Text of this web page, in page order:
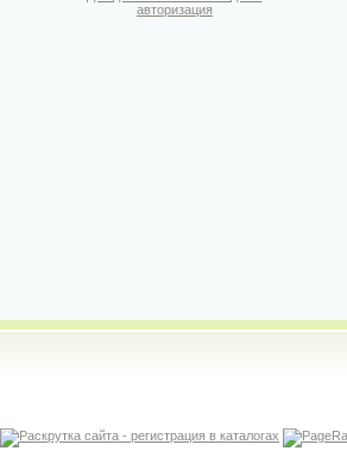
авторизация